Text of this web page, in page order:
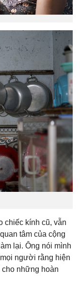
chiếc kính cũ, vẫn
tâm của cộng
lại. Ông nói mình
người rằng hiện
những hoàn